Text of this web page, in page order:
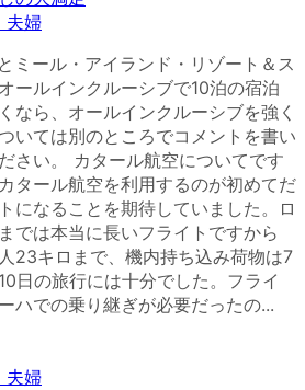
夫婦
ミール・アイランド・リゾート＆ス
ールインクルーシブで10泊の宿泊
なら、オールインクルーシブを強く
いては別のところでコメントを書い
さい。 カタール航空についてです
タール航空を利用するのが初めてだ
になることを期待していました。ロ
では本当に長いフライトですから
23キロまで、機内持ち込み荷物は7
日の旅行には十分でした。フライ
ハでの乗り継ぎが必要だったの...
夫婦